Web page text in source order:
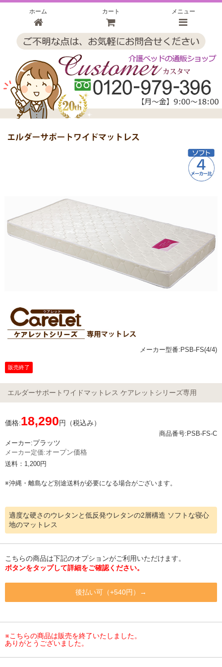
ホーム カート メニュー
メーカー型番:PSB-FS(4/4)
販売終了
エルダーサポートワイドマットレス ケアレットシリーズ専用
価格:18,290円（税込み）
商品番号:PSB-FS-C
メーカー:プラッツ
メーカー定価:オープン価格
送料：1,200円
※沖縄・離島など別途送料が必要になる場合がございます。
適度な硬さのウレタンと低反発ウレタンの2層構造 ソフトな寝心
地のマットレス
こちらの商品は下記のオプションがご利用いただけます。
ボタンをタップして詳細をご確認ください。
後払い可（+540円）→
※こちらの商品は販売を終了いたしました。
ありがとうございました。